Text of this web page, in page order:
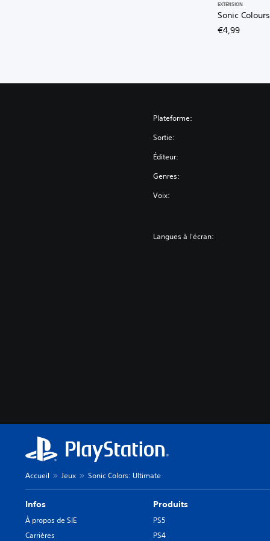
Sonic
EXTENSION
€4,99
Plateforme:
Sortie:
Éditeur:
Genres:
Voix:
Langues à l'écran:
Accueil Jeux Sonic Colors: Ultimate
Infos
À propos de SIE
Carrières
Produits
PS5
PS4